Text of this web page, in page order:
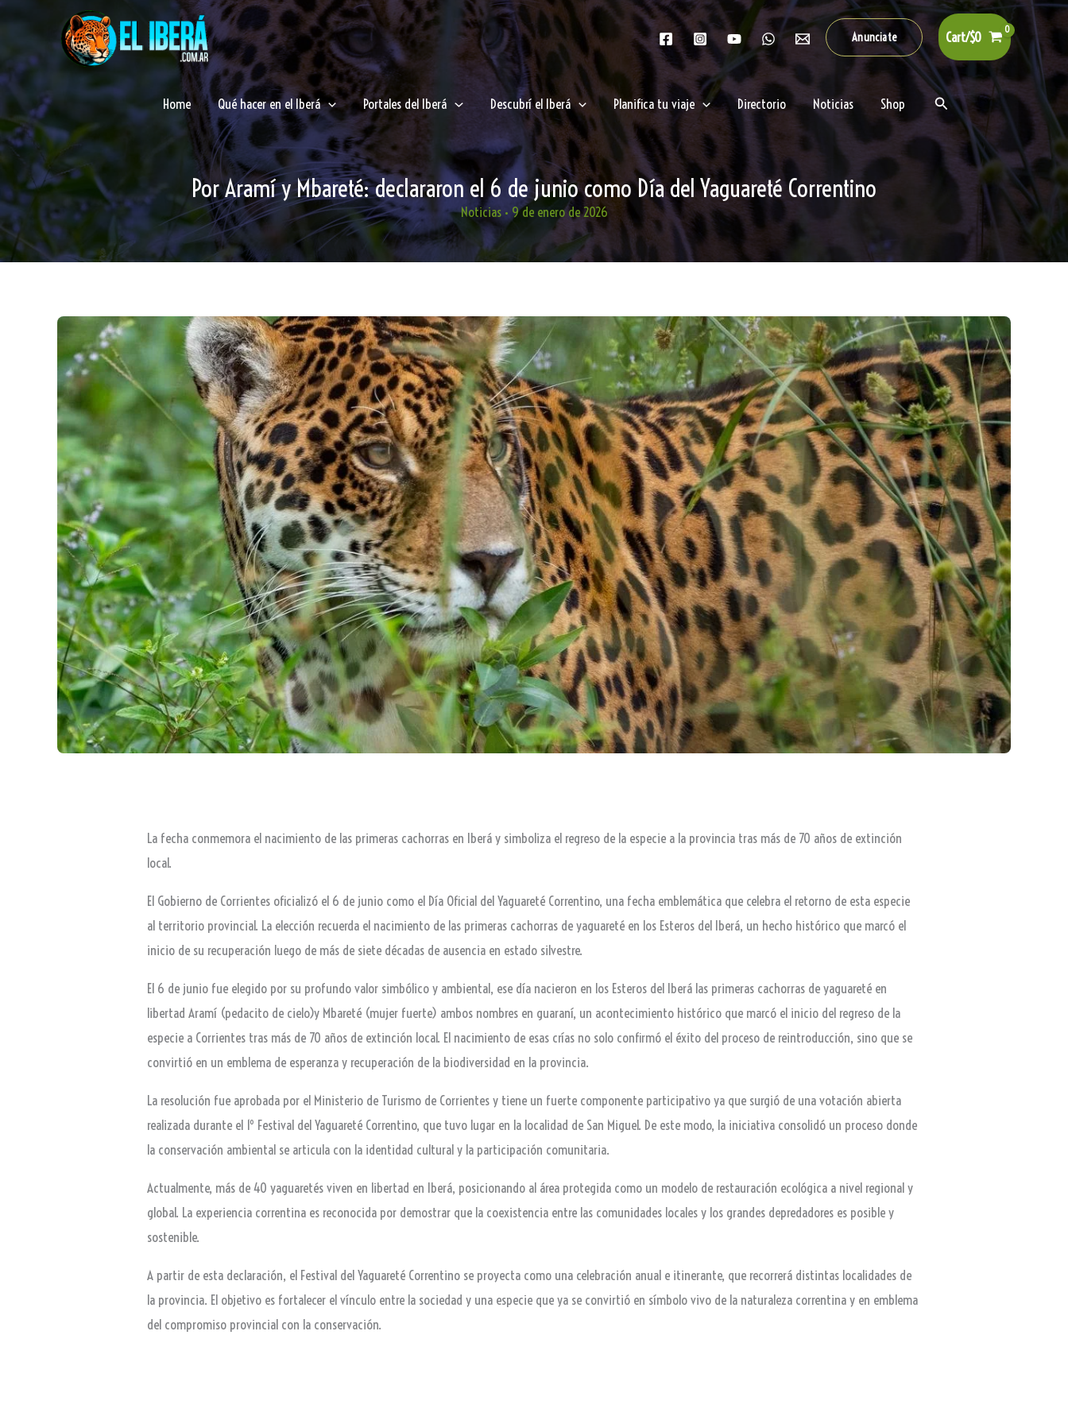
Ir
contenido
Anunciate Cart/$0
Home Qué hacer en el Iberá Portales del Iberá Descubrí el Iberá Planifica tu viaje Directorio Noticias Shop Buscar
Por Aramí y Mbareté: declararon el 6 de junio como Día del Yaguareté Correntino
Noticias• 9 de enero de 2026
La fecha conmemora el nacimiento de las primeras cachorras en Iberá y simboliza el regreso de la especie a la provincia tras más de 70 años de extinción
local.
El Gobierno de Corrientes oficializó el 6 de junio como el Día Oficial del Yaguareté Correntino, una fecha emblemática que celebra el retorno de esta especie
al territorio provincial. La elección recuerda el nacimiento de las primeras cachorras de yaguareté en los Esteros del Iberá, un hecho histórico que marcó el
inicio de su recuperación luego de más de siete décadas de ausencia en estado silvestre.
El 6 de junio fue elegido por su profundo valor simbólico y ambiental, ese día nacieron en los Esteros del Iberá las primeras cachorras de yaguareté en
libertad Aramí (pedacito de cielo)y Mbareté (mujer fuerte) ambos nombres en guaraní, un acontecimiento histórico que marcó el inicio del regreso de la
especie a Corrientes tras más de 70 años de extinción local. El nacimiento de esas crías no solo confirmó el éxito del proceso de reintroducción, sino que se
convirtió en un emblema de esperanza y recuperación de la biodiversidad en la provincia.
La resolución fue aprobada por el Ministerio de Turismo de Corrientes y tiene un fuerte componente participativo ya que surgió de una votación abierta
realizada durante el 1º Festival del Yaguareté Correntino, que tuvo lugar en la localidad de San Miguel. De este modo, la iniciativa consolidó un proceso donde
la conservación ambiental se articula con la identidad cultural y la participación comunitaria.
Actualmente, más de 40 yaguaretés viven en libertad en Iberá, posicionando al área protegida como un modelo de restauración ecológica a nivel regional y
global. La experiencia correntina es reconocida por demostrar que la coexistencia entre las comunidades locales y los grandes depredadores es posible y
sostenible.
A partir de esta declaración, el Festival del Yaguareté Correntino se proyecta como una celebración anual e itinerante, que recorrerá distintas localidades de
la provincia. El objetivo es fortalecer el vínculo entre la sociedad y una especie que ya se convirtió en símbolo vivo de la naturaleza correntina y en emblema
del compromiso provincial con la conservación.